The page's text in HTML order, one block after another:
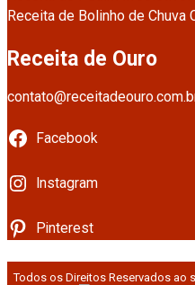
Receita de Bolinho de Chuva
Receita de Ouro
Facebook
Instagram
Pinterest
Todos os Direitos Reservados ao